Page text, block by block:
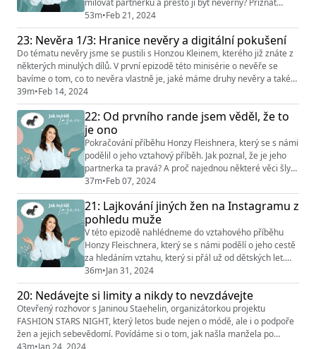
milovat partnerku a přesto jí být nevěrný? Přiznat
nevěru v každém případě nebo ne? A můžeme věřit, že
se nevěrník změní? To a mnohem víc probíráme s
Honzou Kleinem v druhém dílu mini série NEVĚRA.
53m•Feb 21, 2024
23: Nevěra 1/3: Hranice nevěry a digitální pokušení
Do tématu nevěry jsme se pustili s Honzou Kleinem, kterého již znáte z
některých minulých dílů. V první epizodě této minisérie o nevěře se
bavíme o tom, co to nevěra vlastně je, jaké máme druhy nevěry a také,
jakou roli v tom všem hrají sociální sítě, porno a další digitální pokušení.
Pokud se chceme nevěře vyhnout, nevstupujme na tenký led. Ale víte,
kde je ta hranice? Sledujte Instagram @jak...
39m•Feb 14, 2024
22: Od prvního rande jsem věděl, že to
je ono
Pokračování příběhu Honzy Fleishnera, který se s námi
podělil o jeho vztahový příběh. Jak poznal, že je jeho
partnerka ta pravá? A proč najednou některé věci šly,
když je před tím v jiných vztazích nechtěl? Povídáme si
o tom, jak je ve vztahu důležitá komunikace a také
rozvoj sám sebe, ale i o tom, že je pro něj důležité být
mužem, který dokáže ženu zajistit. Sledujte mě na
Instagramu @jak_to_...
37m•Feb 07, 2024
21: Lajkování jiných žen na Instagramu z
pohledu muže
V této epizodě nahlédneme do vztahového příběhu
Honzy Fleischnera, který se s námi podělí o jeho cestě
za hledáním vztahu, který si přál už od dětských let.
Honza se rozpovídal o tom, proč křeč ve vztahu nikdy
nefunguje a proč si uvědomil, že je potřeba začít u
sebe. Říká, že “vztah nevybuduju tím, že o tom budu
mluvit, ale tím, že budu dělat činy, které k tomu vedou”.
Co se ve vztazích naučil ...
36m•Jan 31, 2024
20: Nedávejte si limity a nikdy to nevzdávejte
Otevřený rozhovor s Janinou Staehelin, organizátorkou projektu
FASHION STARS NIGHT, který letos bude nejen o módě, ale i o podpoře
žen a jejich sebevědomí. Povídáme si o tom, jak našla manžela po